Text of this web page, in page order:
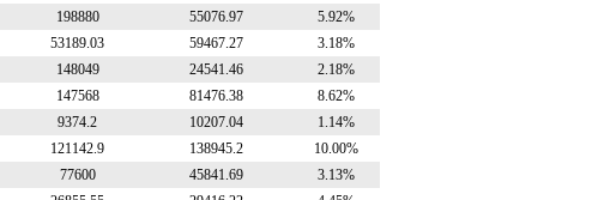
198880 55076.97
5.92%
53189.03 59467.27
3.18%
148049 24541.46
2.18%
147568 81476.38
8.62%
9374.2 10207.04
1.14%
121142.9 138945.2
10.00%
77600 45841.69
3.13%